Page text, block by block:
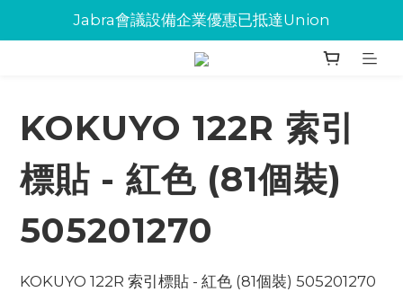
Jabra會議設備企業優惠已抵達Union
Jabra會議設備企業優惠已抵達Union
環保碳粉歡迎大量下單
KOKUYO 122R 索引
標貼 - 紅色 (81個裝)
505201270
KOKUYO 122R 索引標貼 - 紅色 (81個裝) 505201270